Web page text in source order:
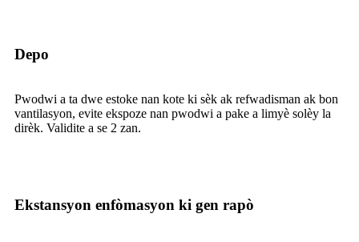
Depo
Pwodwi a ta dwe estoke nan kote ki sèk ak refwadisman ak bon
vantilasyon, evite ekspoze nan pwodwi a pake a limyè solèy la
dirèk. Validite a se 2 zan.
Ekstansyon enfòmasyon ki gen rapò